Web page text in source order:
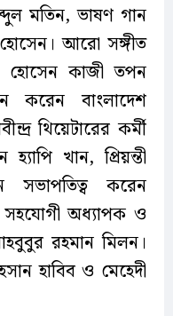
মতিন, ভাষণ গান
আরো সঙ্গীত
হোসেন কাজী তপন
করেন বাংলাদেশ
থিয়েটারের কর্মী
খান, প্রিয়ন্তী
সভাপতিত্ব করেন
অধ্যাপক ও
রহমান মিলন।
হাবিব ও মেহেদী